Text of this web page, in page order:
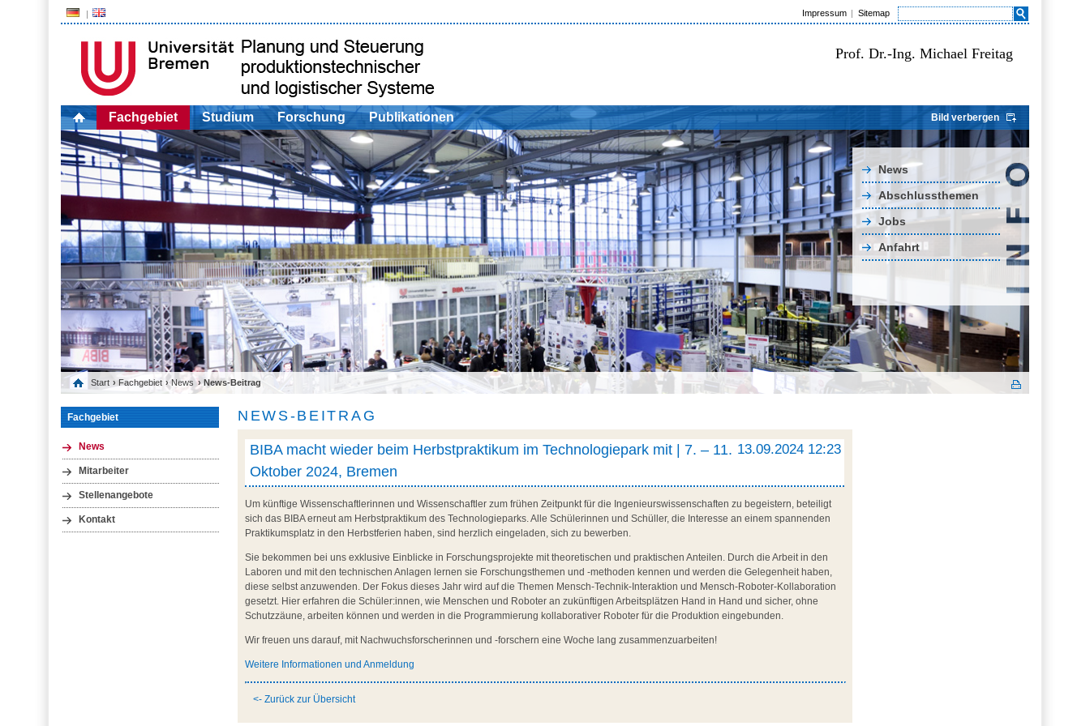
Impressum Sitemap
Prof. Dr.-Ing. Michael Freitag
Fachgebiet Studium Forschung Publikationen Bild verbergen
News
Abschlussthemen
Jobs
Anfahrt
Start › Fachgebiet ›News › News-Beitrag
Fachgebiet
News
Mitarbeiter
Stellenangebote
Kontakt
NEWS-BEITRAG
13.09.2024 12:23
BIBA macht wieder beim Herbstpraktikum im Technologiepark mit | 7. – 11.
Oktober 2024, Bremen
Um künftige Wissenschaftlerinnen und Wissenschaftler zum frühen Zeitpunkt für die Ingenieurswissenschaften zu begeistern, beteiligt
sich das BIBA erneut am Herbstpraktikum des Technologieparks. Alle Schülerinnen und Schüller, die Interesse an einem spannenden
Praktikumsplatz in den Herbstferien haben, sind herzlich eingeladen, sich zu bewerben.
Sie bekommen bei uns exklusive Einblicke in Forschungsprojekte mit theoretischen und praktischen Anteilen. Durch die Arbeit in den
Laboren und mit den technischen Anlagen lernen sie Forschungsthemen und -methoden kennen und werden die Gelegenheit haben,
diese selbst anzuwenden. Der Fokus dieses Jahr wird auf die Themen Mensch-Technik-Interaktion und Mensch-Roboter-Kollaboration
gesetzt. Hier erfahren die Schüler:innen, wie Menschen und Roboter an zukünftigen Arbeitsplätzen Hand in Hand und sicher, ohne
Schutzzäune, arbeiten können und werden in die Programmierung kollaborativer Roboter für die Produktion eingebunden.
Wir freuen uns darauf, mit Nachwuchsforscherinnen und -forschern eine Woche lang zusammenzuarbeiten!
Weitere Informationen und Anmeldung
<- Zurück zur Übersicht